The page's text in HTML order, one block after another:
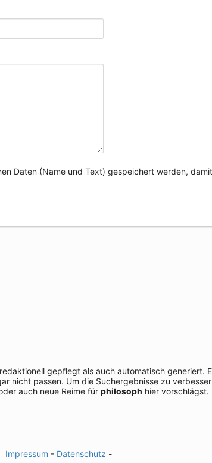
Daten (Name und Text) gespeichert werden,
gepflegt als auch automatisch generiert.
nicht passen. Um die Suchergebnisse zu
auch neue Reime für philosoph hier vorschlägst.
Impressum - Datenschutz -